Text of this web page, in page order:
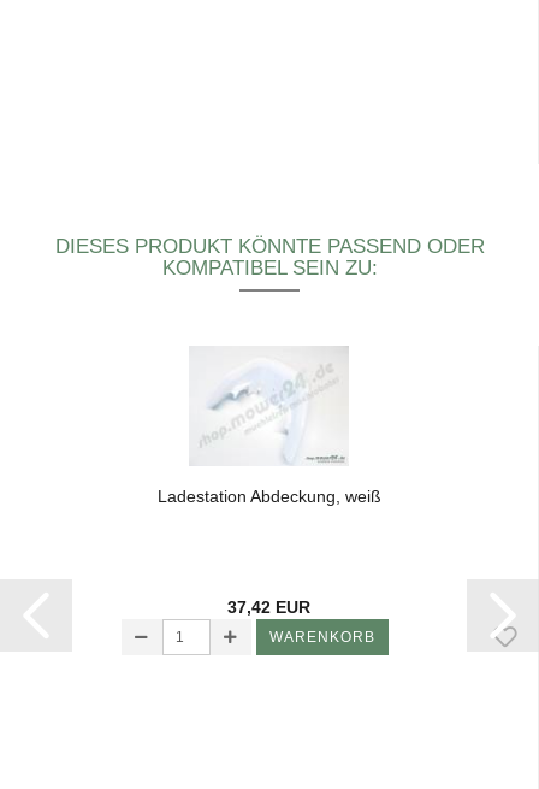
DIESES PRODUKT KÖNNTE PASSEND ODER
KOMPATIBEL SEIN ZU:
La­de­sta­ti­on Ab­de­ckung, weiß
37,42 EUR
WARENKORB